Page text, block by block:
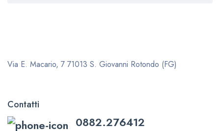
Via E. Macario, 7 71013 S. Giovanni Rotondo (FG)
Contatti
0882.276412